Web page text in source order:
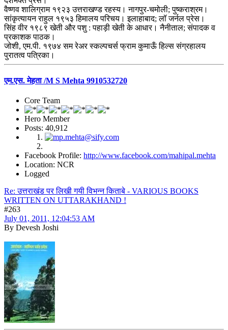
वैष्णव शालिग्राम १९२३ उत्तराखण्ड रहस्य। नागपुर-चमोली; पुष्कराश्रम।
सांकृत्यायन राहुल १९५३ हिमालय परिचय। इलाहाबाद; लॉ जर्नल प्रेस।
सिंह वीर १९८९ खेती और पशु : पहाड़ी खेती के आधार। नैनीताल; संपादक व
प्रकाशक पाठक।
जोशी, एम.पी. १९७४ सम रेअर स्कल्पचर्स फ्राम कुमाऊँ हिल्स संग्रहालय
पुरातत्व पत्रिका।
एम.एस. मेहता /M S Mehta 9910532720
Core Team
Hero Member
Posts: 40,912
Facebook Profile: http://www.facebook.com/mahipal.mehta
Location: NCR
Logged
Re: उत्तराखंड पर लिखी गयी विभन्न किताबे - VARIOUS BOOKS
WRITTEN ON UTTARAKHAND !
#263
July 01, 2011, 12:04:53 AM
By Devesh Joshi